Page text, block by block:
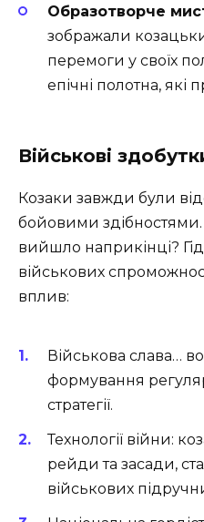
Образотворче
зображали
перемоги у своїх
епічні полотна, які
Військові
Козаки завжди були
бойовими
вийшло наприкінці?
військових
вплив:
Військова слава…
формування
стратегії.
Технології війни:
рейди та засади,
військових